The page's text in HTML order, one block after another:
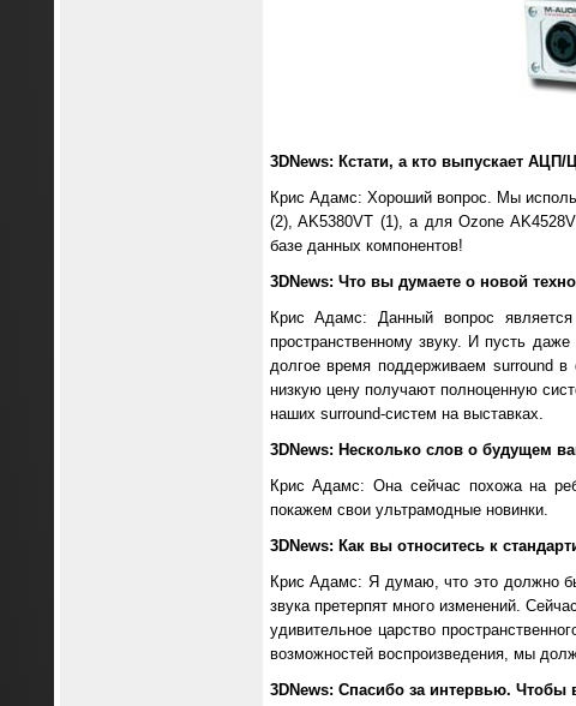
3DNews: Кстати, а кто выпускает
Крис Адамс: Хороший вопрос. Мы
(2), AK5380VT (1), а для Ozone
базе данных компонентов!
3DNews: Что вы думаете о новой
Крис Адамс: Данный вопрос
пространственному звуку. И пусть
долгое время поддерживаем surround в
низкую цену получают полноценную
наших surround-систем на выставках.
3DNews: Несколько слов о будущем
Крис Адамс: Она сейчас похожа на
покажем свои ультрамодные новинки.
3DNews: Как вы относитесь к
Крис Адамс: Я думаю, что это должно
звука претерпят много изменений.
удивительное царство
возможностей воспроизведения, мы
3DNews: Спасибо за интервью. Чтобы